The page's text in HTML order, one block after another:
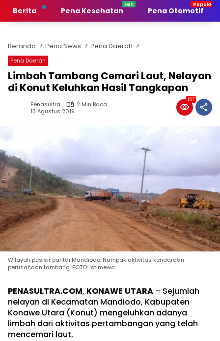
Berita Pena Kesehatan Pena Otomotif
Beranda Pena News Pena Daerah
Pena Daerah
Limbah Tambang Cemari Laut, Nelayan
di Konut Keluhkan Hasil Tangkapan
Penasultra
2 Min Baca
13 Agustus 2019
167
Wilayah pesisir pantai Mandiodo. Nampak aktivitas kendaraan
perusahaan tambang. FOTO: Istimewa
PENASULTRA.COM, KONAWE UTARA – Sejumlah
nelayan di Kecamatan Mandiodo, Kabupaten
Konawe Utara (Konut) mengeluhkan adanya
limbah dari aktivitas pertambangan yang telah
mencemari laut.